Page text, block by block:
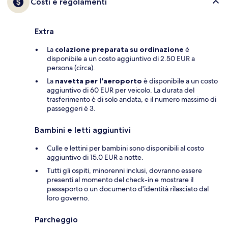
Extra
La colazione preparata su ordinazione è
disponibile a un costo aggiuntivo di 2.50 EUR a
persona (circa).
La navetta per l'aeroporto è disponibile a un costo
aggiuntivo di 60 EUR per veicolo. La durata del
trasferimento è di solo andata, e il numero massimo di
passeggeri è 3.
Bambini e letti aggiuntivi
Culle e lettini per bambini sono disponibili al costo
aggiuntivo di 15.0 EUR a notte.
Tutti gli ospiti, minorenni inclusi, dovranno essere
presenti al momento del check-in e mostrare il
passaporto o un documento d'identità rilasciato dal
loro governo.
Parcheggio